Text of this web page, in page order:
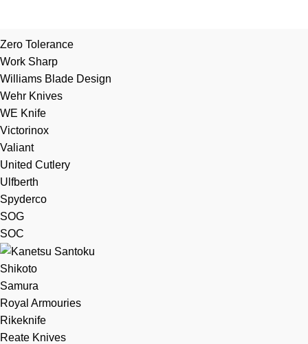
Zero Tolerance
Work Sharp
Williams Blade Design
Wehr Knives
WE Knife
Victorinox
Valiant
United Cutlery
Ulfberth
Spyderco
SOG
SOC
Shikoto
Samura
Royal Armouries
Rikeknife
Reate Knives